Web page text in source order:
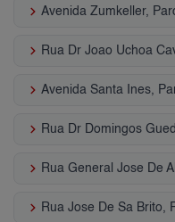
keyboard_arrow_right Avenida Zumkeller,
keyboard_arrow_right Rua Dr Joao Uchoa
keyboard_arrow_right Avenida Santa Ines,
keyboard_arrow_right
keyboard_arrow_right
keyboard_arrow_right Rua Jose De Sa Brito,